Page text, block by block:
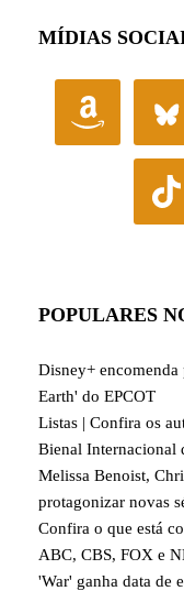
MÍDIAS
POPULARES
Disney+
Earth' do EPCOT
Listas | Confira os
Bienal Internacional
Melissa Benoist,
protagonizar novas
Confira o que está
ABC, CBS, FOX e
'War' ganha data de